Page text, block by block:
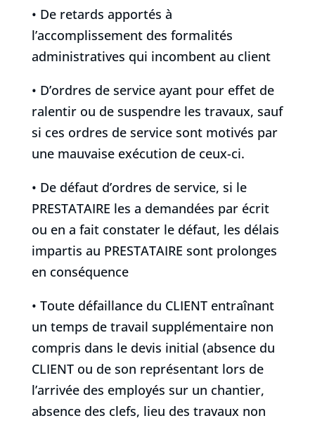
• De retards apportés à
l’accomplissement des formalités
administratives qui incombent au client
• D’ordres de service ayant pour effet de
ralentir ou de suspendre les travaux, sauf
si ces ordres de service sont motivés par
une mauvaise exécution de ceux-ci.
• De défaut d’ordres de service, si le
PRESTATAIRE les a demandées par écrit
ou en a fait constater le défaut, les délais
impartis au PRESTATAIRE sont prolonges
en conséquence
• Toute défaillance du CLIENT entraînant
un temps de travail supplémentaire non
compris dans le devis initial (absence du
CLIENT ou de son représentant lors de
l’arrivée des employés sur un chantier,
absence des clefs, lieu des travaux non